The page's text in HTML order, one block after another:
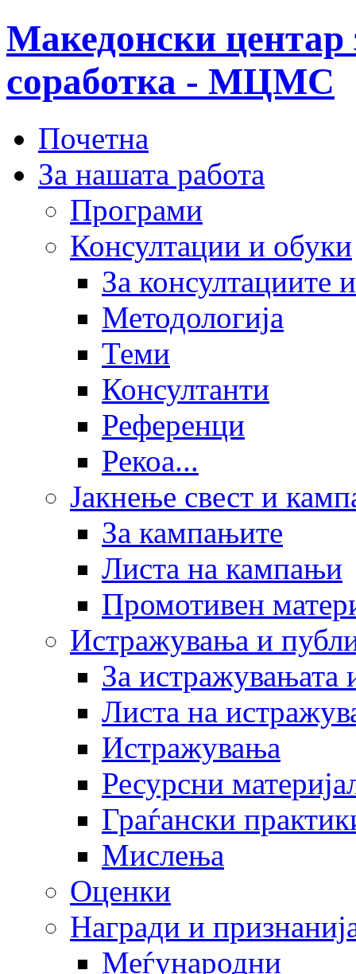
Македонски центар
соработка - МЦМС
Почетна
За нашата работа
Програми
Консултации и обуки
За консултациите
Методологија
Теми
Консултанти
Референци
Рекоа...
Јакнење свест и
За кампањите
Листа на кампањи
Промотивен
Истражувања и
За истражувањата
Листа на
Истражувања
Ресурсни
Граѓански
Мислења
Оценки
Награди и
Меѓународни